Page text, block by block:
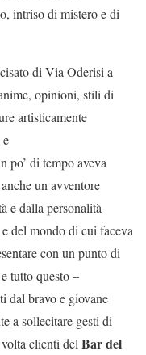
intriso di mistero e di
di Via Oderisi a
opinioni, stili di
artisticamente
po’ di tempo aveva
un avventore
e dalla personalità
del mondo di cui faceva
con un punto di
tutto questo –
dal bravo e giovane
a sollecitare gesti di
clienti del Bar del